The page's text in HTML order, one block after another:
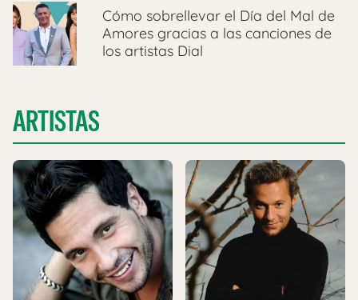
Cómo sobrellevar el Día del Mal de
Amores gracias a las canciones de
los artistas Dial
ARTISTAS